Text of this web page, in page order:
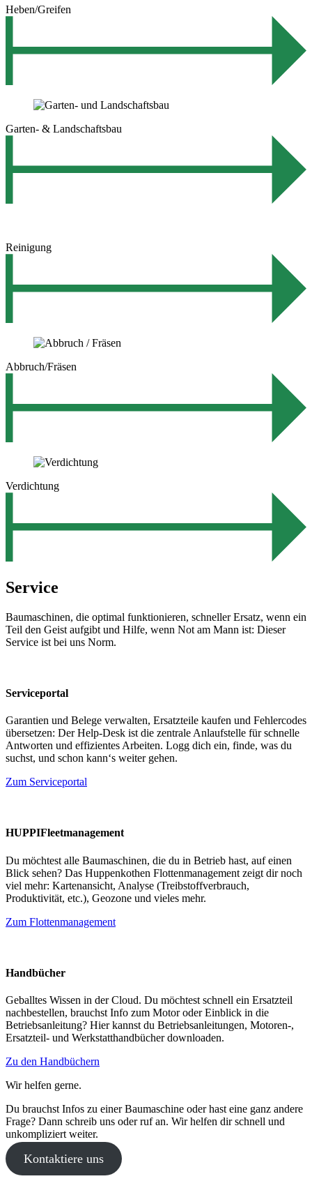
Heben/Greifen
Garten- & Landschaftsbau
Reinigung
Abbruch/Fräsen
Verdichtung
Service
Baumaschinen, die optimal funktionieren, schneller Ersatz, wenn ein
Teil den Geist aufgibt und Hilfe, wenn Not am Mann ist: Dieser
Service ist bei uns Norm.
Serviceportal
Garantien und Belege verwalten, Ersatzteile kaufen und Fehlercodes
übersetzen: Der Help-Desk ist die zentrale Anlaufstelle für schnelle
Antworten und effizientes Arbeiten. Logg dich ein, finde, was du
suchst, und schon kann‘s weiter gehen.
Zum Serviceportal
HUPPIFleetmanagement
Du möchtest alle Baumaschinen, die du in Betrieb hast, auf einen
Blick sehen? Das Huppenkothen Flottenmanagement zeigt dir noch
viel mehr: Kartenansicht, Analyse (Treibstoffverbrauch,
Produktivität, etc.), Geozone und vieles mehr.
Zum Flottenmanagement
Handbücher
Geballtes Wissen in der Cloud. Du möchtest schnell ein Ersatzteil
nachbestellen, brauchst Info zum Motor oder Einblick in die
Betriebsanleitung? Hier kannst du Betriebsanleitungen, Motoren-,
Ersatzteil- und Werkstatthandbücher downloaden.
Zu den Handbüchern
Wir helfen gerne.
Du brauchst Infos zu einer Baumaschine oder hast eine ganz andere
Frage? Dann schreib uns oder ruf an. Wir helfen dir schnell und
unkompliziert weiter.
Kontaktiere uns